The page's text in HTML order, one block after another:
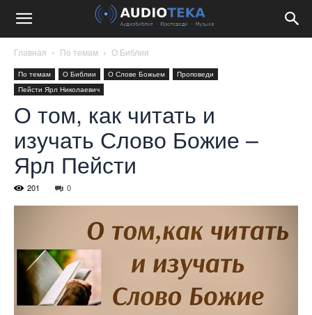
Главная По темам О Библии
По темам О Библии О Слове Божьем
Проповеди
Пейсти Ярл Николаевич
О том, как читать и
изучать Слово Божие –
Ярл Пейсти
201 0